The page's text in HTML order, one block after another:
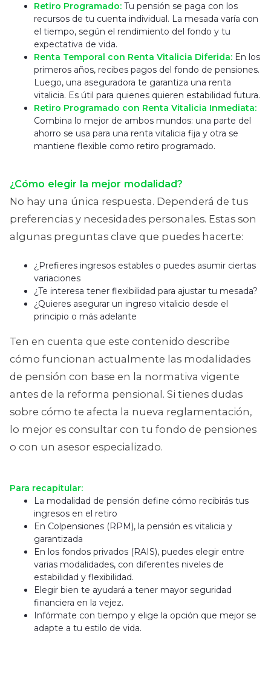
Retiro Programado: Tu pensión se paga con los
recursos de tu cuenta individual. La mesada varía con
el tiempo, según el rendimiento del fondo y tu
expectativa de vida.
Renta Temporal con Renta Vitalicia Diferida: En los
primeros años, recibes pagos del fondo de pensiones.
Luego, una aseguradora te garantiza una renta
vitalicia. Es útil para quienes quieren estabilidad futura.
Retiro Programado con Renta Vitalicia Inmediata:
Combina lo mejor de ambos mundos: una parte del
ahorro se usa para una renta vitalicia fija y otra se
mantiene flexible como retiro programado.
¿Cómo elegir la mejor modalidad?
No hay una única respuesta. Dependerá de tus
preferencias y necesidades personales. Estas son
algunas preguntas clave que puedes hacerte:
¿Prefieres ingresos estables o puedes asumir ciertas
variaciones
¿Te interesa tener flexibilidad para ajustar tu mesada?
¿Quieres asegurar un ingreso vitalicio desde el
principio o más adelante
Ten en cuenta que este contenido describe
cómo funcionan actualmente las modalidades
de pensión con base en la normativa vigente
antes de la reforma pensional. Si tienes dudas
sobre cómo te afecta la nueva reglamentación,
lo mejor es consultar con tu fondo de pensiones
o con un asesor especializado.
Para recapitular:
La modalidad de pensión define cómo recibirás tus
ingresos en el retiro
En Colpensiones (RPM), la pensión es vitalicia y
garantizada
En los fondos privados (RAIS), puedes elegir entre
varias modalidades, con diferentes niveles de
estabilidad y flexibilidad.
Elegir bien te ayudará a tener mayor seguridad
financiera en la vejez.
Infórmate con tiempo y elige la opción que mejor se
adapte a tu estilo de vida.